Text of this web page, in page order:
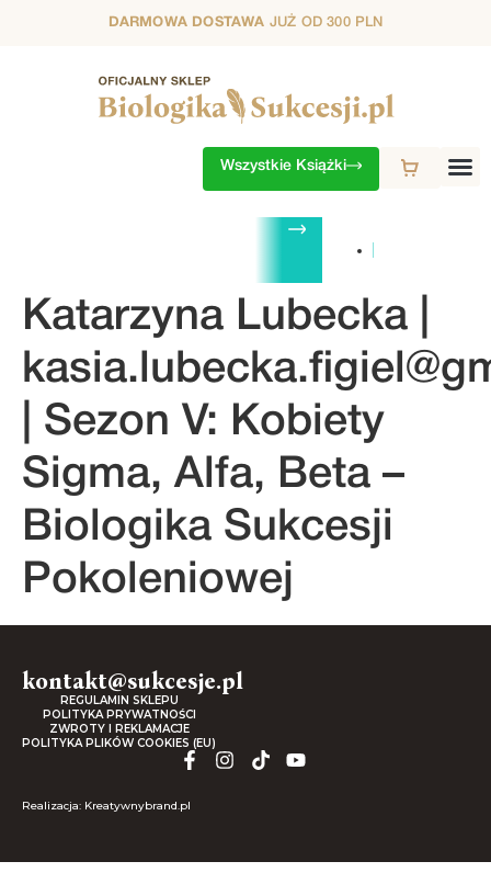
DARMOWA DOSTAWA JUŻ OD 300 PLN
Wszystkie Książki
4. SEZON
Katarzyna Lubecka |
| Sezon V: Kobiety
Sigma, Alfa, Beta –
Biologika Sukcesji
Pokoleniowej
kontakt@sukcesje.pl
REGULAMIN SKLEPU
POLITYKA PRYWATNOŚCI
ZWROTY I REKLAMACJE
POLITYKA PLIKÓW COOKIES (EU)
Realizacja: Kreatywnybrand.pl